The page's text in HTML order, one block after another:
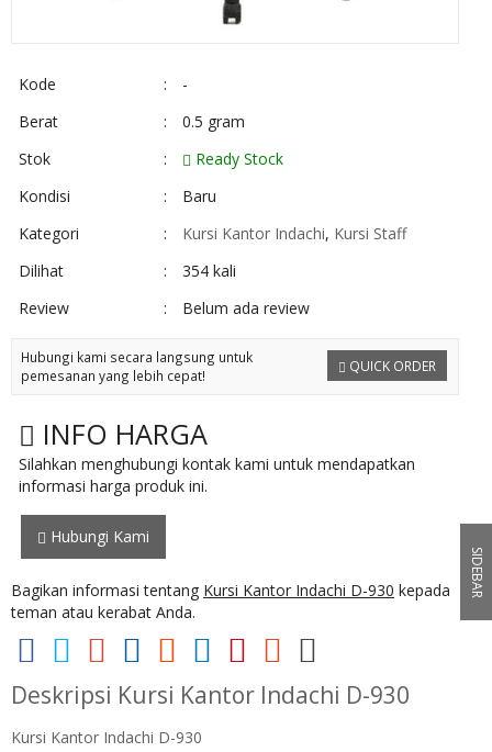
Kode :
-
Berat
:
0.5 gram
Stok
:
Ready Stock
Kondisi
:
Baru
Kategori
: Kursi Kantor Indachi, Kursi Staff
Dilihat
:
354 kali
Review
: Belum ada review
QUICK ORDER
Hubungi kami secara langsung untuk
pemesanan yang lebih cepat!
INFO HARGA
Silahkan menghubungi kontak kami untuk mendapatkan
informasi harga produk ini.
Hubungi Kami
Bagikan informasi tentang Kursi Kantor Indachi D-930 kepada
teman atau kerabat Anda.
Deskripsi Kursi Kantor Indachi D-930
Kursi Kantor Indachi D-930
SIDEBAR